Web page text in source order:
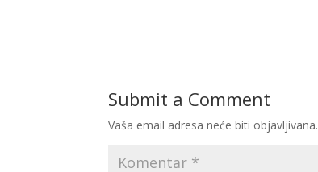
Submit a Comment
Vaša email adresa neće biti objavljivana.